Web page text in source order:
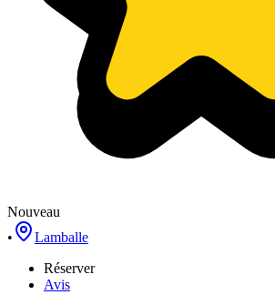
Nouveau
•
Lamballe
Réserver
Avis